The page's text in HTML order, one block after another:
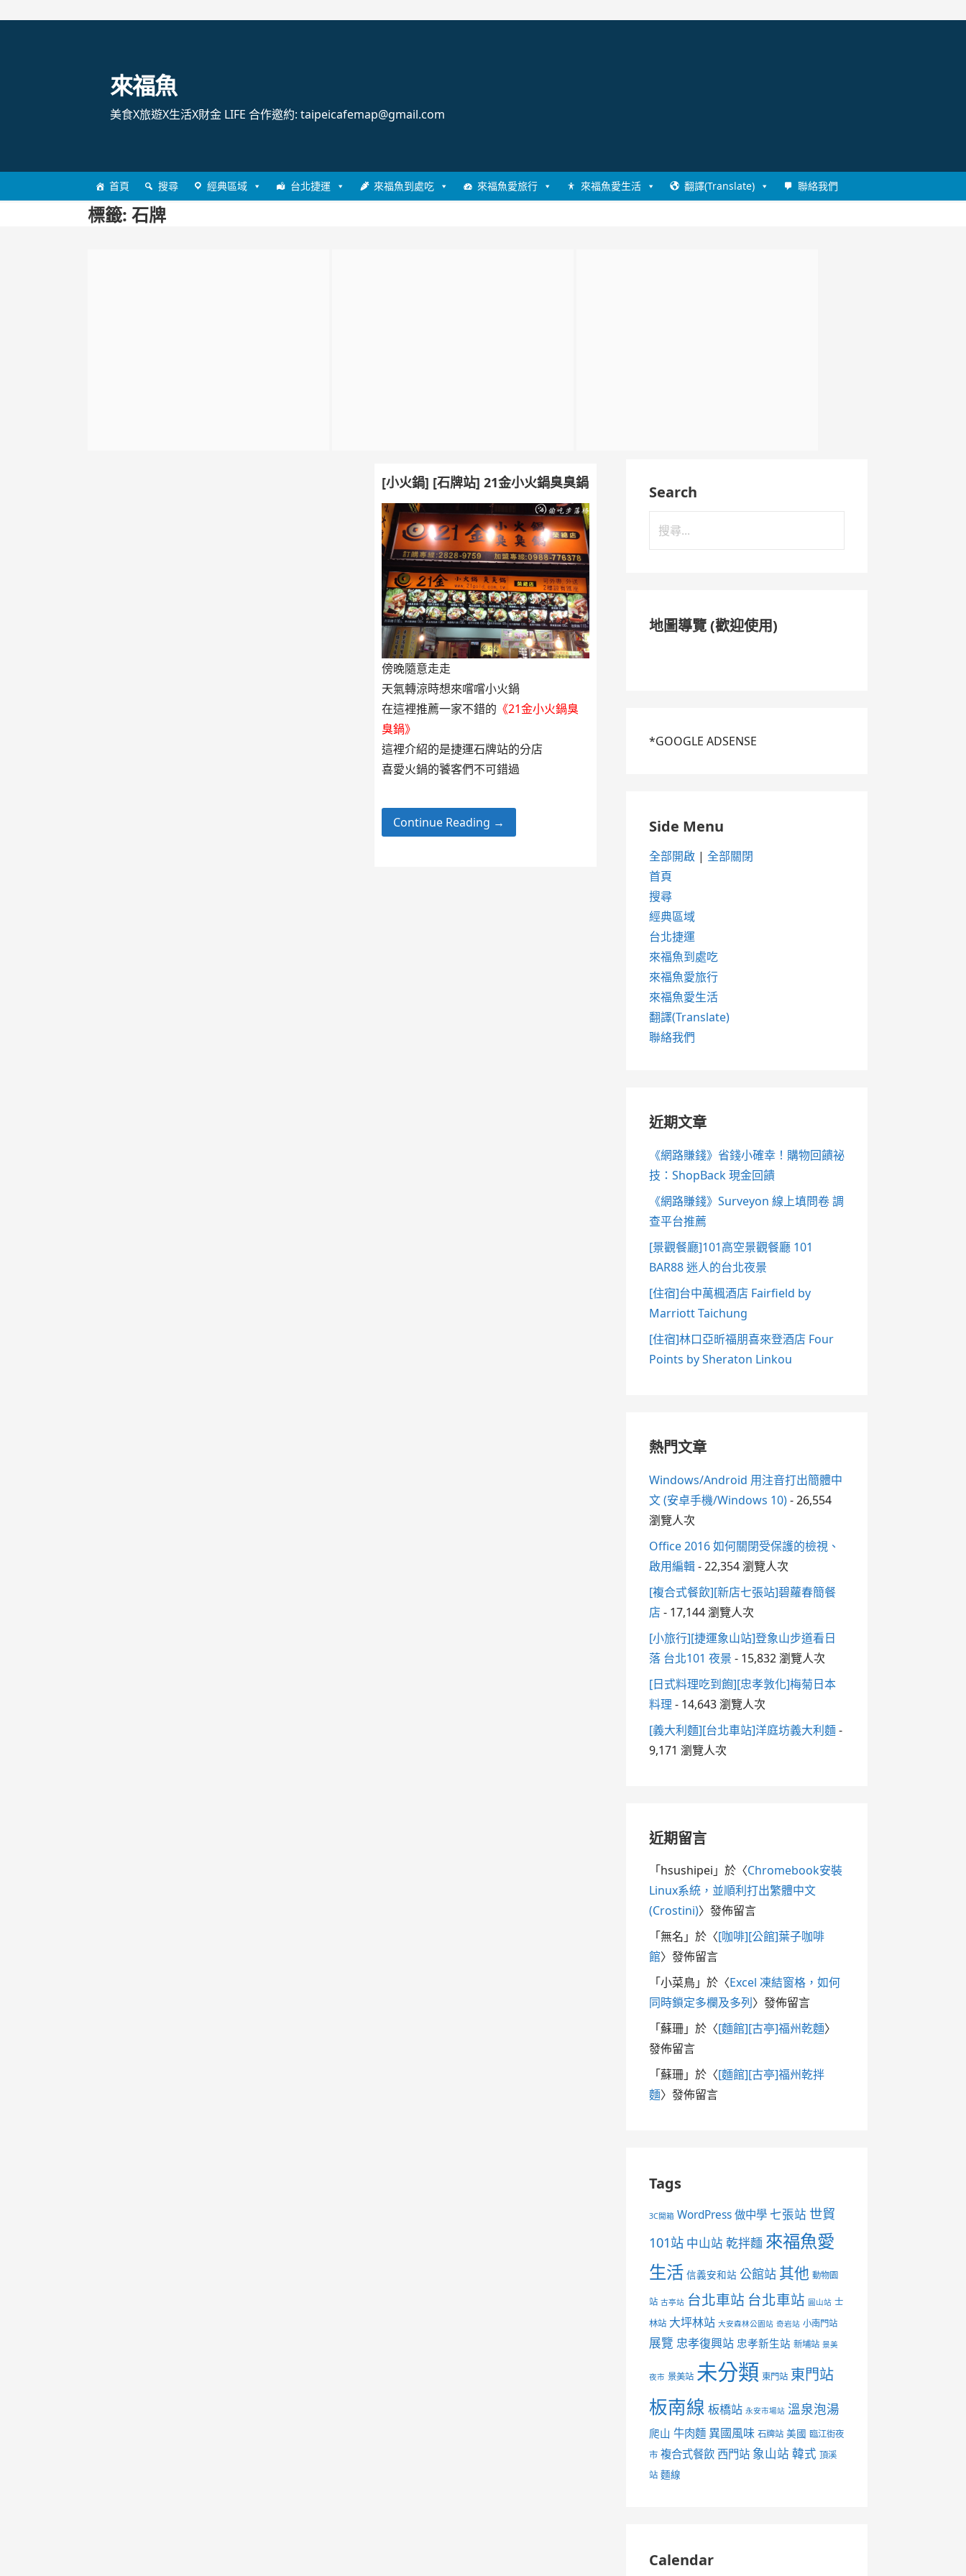
來福魚
美食X旅遊X生活X財金 LIFE 合作邀約: taipeicafemap@gmail.com
首頁 搜尋 經典區域 台北捷運 來福魚到處吃 來福魚愛旅行 來福魚愛生活 翻譯(Translate) 聯絡我們
標籤: 石牌
[小火鍋] [石牌站] 21金小火鍋臭臭鍋
傍晚隨意走走
天氣轉涼時想來嚐嚐小火鍋
在這裡推薦一家不錯的 《21金小火鍋臭
臭鍋》
這裡介紹的是捷運石牌站的分店
喜愛火鍋的饕客們不可錯過
Continue Reading →
Search
尋
地圖導覽 (歡迎使用)
*GOOGLE ADSENSE
Side Menu
全部開啟| 全部關閉
首頁
搜尋
經典區域
台北捷運
來福魚到處吃
來福魚愛旅行
來福魚愛生活
翻譯(Translate)
聯絡我們
近期文章
《網路賺錢》省錢小確幸！購物回饋祕
技：ShopBack 現金回饋
《網路賺錢》Surveyon 線上填問卷 調
查平台推薦
[景觀餐廳]101高空景觀餐廳 101
BAR88 迷人的台北夜景
[住宿]台中萬楓酒店 Fairfield by
Marriott Taichung
[住宿]林口亞昕福朋喜來登酒店 Four
Points by Sheraton Linkou
熱門文章
Windows/Android 用注音打出簡體中
文 (安卓手機/Windows 10)- 26,554
瀏覽人次
Office 2016 如何關閉受保護的檢視、
啟用編輯- 22,354 瀏覽人次
[複合式餐飲][新店七張站]碧蘿春簡餐
店- 17,144 瀏覽人次
[小旅行][捷運象山站]登象山步道看日
落 台北101 夜景 - 15,832 瀏覽人次
[日式料理吃到飽][忠孝敦化]梅菊日本
料理 - 14,643 瀏覽人次
[義大利麵][台北車站]洋庭坊義大利麵-
9,171 瀏覽人次
近期留言
「hsushipei 」於〈Chromebook安裝
Linux系統，並順利打出繁體中文
(Crostini)〉發佈留言
「無名 」於〈[咖啡][公館]葉子咖啡
館〉發佈留言
「小菜鳥」於〈Excel 凍結窗格，如何
同時鎖定多欄及多列〉發佈留言
「蘇珊」於〈[麵館][古亭]福州乾麵〉
發佈留言
「蘇珊」於〈[麵館][古亭]福州乾拌
麵〉發佈留言
Tags
3C開箱 WordPress 做中學 七張站 世貿
101站 中山站 乾拌麵 來福魚愛
生活 信義安和站 公館站 其他 動物園
站 古亭站 台北車站 台北車站 圓山站 士
林站 大坪林站 大安森林公園站 奇岩站 小南門站
展覽 忠孝復興站 忠孝新生站 新埔站 景美
夜市 景美站 未分類 東門站 東門站
板南線 板橋站 永安市場站 溫泉泡湯
爬山 牛肉麵 異國風味 石牌站 美國 臨江街夜
市 複合式餐飲 西門站 象山站 韓式 頂溪
站 麵線
Calendar